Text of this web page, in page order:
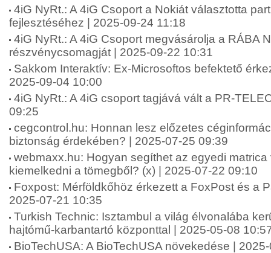
4iG NyRt.: A 4iG Csoport a Nokiát választotta
fejlesztéséhez | 2025-09-24 11:18
4iG NyRt.: A 4iG Csoport megvásárolja a RÁBA
részvénycsomagját | 2025-09-22 10:31
Sakkom Interaktív: Ex-Microsoftos befektető
2025-09-04 10:00
4iG NyRt.: A 4iG csoport tagjává vált a PR-
09:25
cegcontrol.hu: Honnan lesz előzetes
biztonság érdekében? | 2025-07-25 09:39
webmaxx.hu: Hogyan segíthet az egyedi
kiemelkedni a tömegből? (x) | 2025-07-22 09:10
Foxpost: Mérföldkőhöz érkezett a FoxPost és a
2025-07-21 10:35
Turkish Technic: Isztambul a világ élvonalába
hajtómű-karbantartó központtal | 2025-05-08
BioTechUSA: A BioTechUSA növekedése |